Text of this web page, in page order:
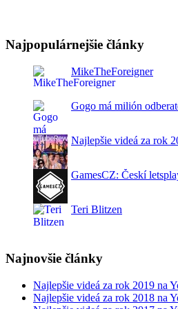
Najpopulárnejšie články
MikeTheForeigner
Gogo má milión
Najlepšie videá za rok
GamesCZ: Českí
Teri Blitzen
Najnovšie články
Najlepšie videá za rok 2019 na
Najlepšie videá za rok 2018 na